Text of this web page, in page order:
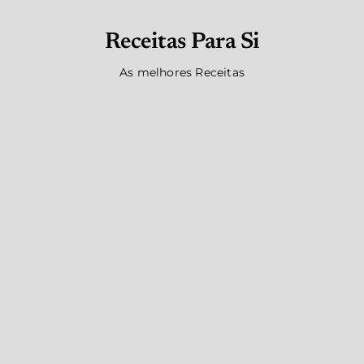
Receitas Para Si
As melhores Receitas